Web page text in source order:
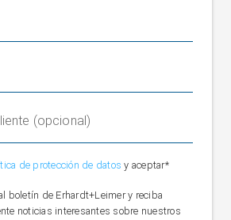
de mando
seguridad
Seguridad de las máquinas. Partes
de los sistemas de mando relativas
a la seguridad. Parte 1: Principios
Validación
(opcional)
de protección de datosy aceptar*
boletín de Erhardt+Leimer y reciba
noticias interesantes sobre nuestros